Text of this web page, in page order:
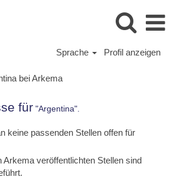
Sprache Profil anzeigen
bei Arkema(aktuelle
für "Argentina".
keine passenden Stellen offen für
Arkema veröffentlichten Stellen sind